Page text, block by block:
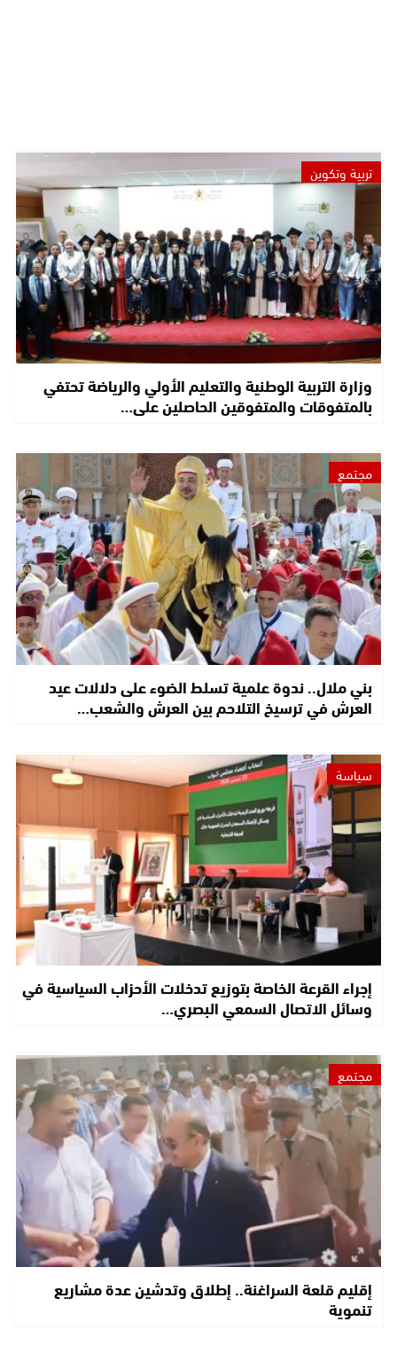
تربية وتكوين
وزارة التربية الوطنية والتعليم الأولي والرياضة تحتفي
بالمتفوقات والمتفوقين الحاصلين على…
مجتمع
بني ملال.. ندوة علمية تسلط الضوء على دلالات عيد
العرش في ترسيخ التلاحم بين العرش والشعب…
سياسة
إجراء القرعة الخاصة بتوزيع تدخلات الأحزاب السياسية في
وسائل الاتصال السمعي البصري…
مجتمع
إقليم قلعة السراغنة.. إطلاق وتدشين عدة مشاريع
تنموية